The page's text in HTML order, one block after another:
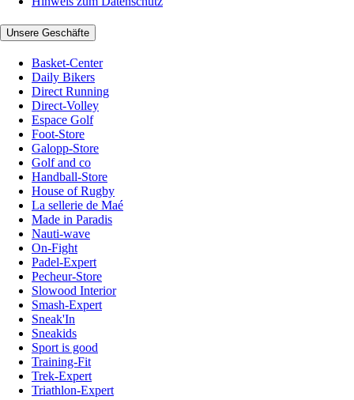
Unsere Geschäfte
Basket-Center
Daily Bikers
Direct Running
Direct-Volley
Espace Golf
Foot-Store
Galopp-Store
Golf and co
Handball-Store
House of Rugby
La sellerie de Maé
Made in Paradis
Nauti-wave
On-Fight
Padel-Expert
Pecheur-Store
Slowood Interior
Smash-Expert
Sneak'In
Sneakids
Sport is good
Training-Fit
Trek-Expert
Triathlon-Expert